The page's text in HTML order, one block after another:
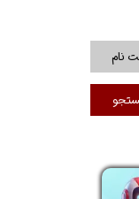
نام
من
واژه
حساب